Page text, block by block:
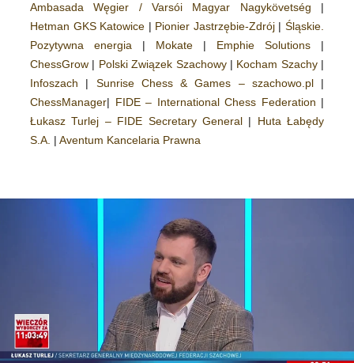
Ambasada Węgier / Varsói Magyar Nagykövetség |
Hetman GKS Katowice | Pionier Jastrzębie-Zdrój|Śląskie.
Pozytywna energia | Mokate | Emphie Solutions |
ChessGrow | Polski Związek Szachowy| Kocham Szachy|
Infoszach | Sunrise Chess & Games – szachowo.pl|
ChessManager| FIDE – International Chess Federation |
Łukasz Turlej – FIDE Secretary General| Huta Łabędy
S.A. | Aventum Kancelaria Prawna